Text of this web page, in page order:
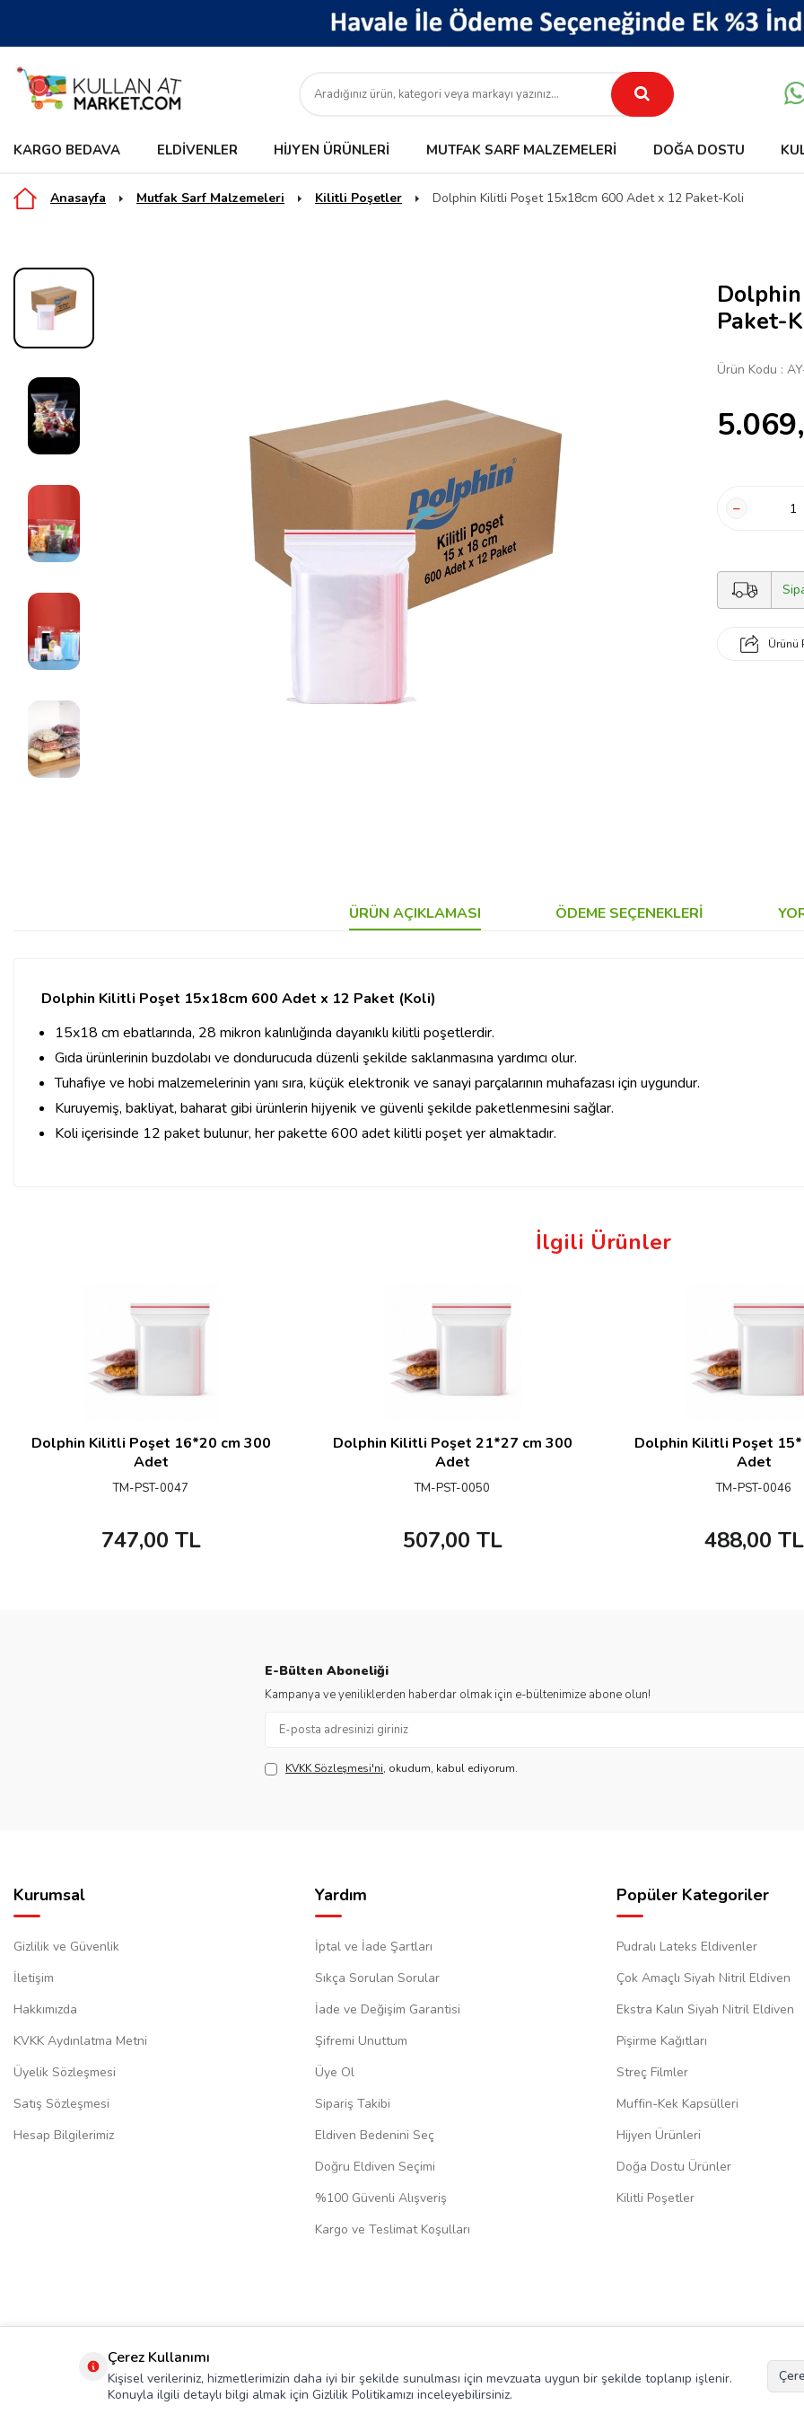
KARGO BEDAVA ELDIVENLER HIJYEN ÜRÜNLERI MUTFAK SARF MALZEMELERI DOĞA DOSTU
Anasayfa Mutfak Sarf Malzemeleri Kilitli Poşetler Dolphin Kilitli Poşet 15x18cm 600 Adet x 12 Paket-Koli
Paket-
Ürün Kodu :
Ürünü
ÜRÜN AÇIKLAMASI ÖDEME SEÇENEKLERI
Dolphin Kilitli Poşet 15x18cm 600 Adet x 12 Paket (Koli)
15x18 cm ebatlarında, 28 mikron kalınlığında dayanıklı kilitli poşetlerdir.
Gıda ürünlerinin buzdolabı ve dondurucuda düzenli şekilde saklanmasına yardımcı olur.
Tuhafiye ve hobi malzemelerinin yanı sıra, küçük elektronik ve sanayi parçalarının muhafazası için uygundur.
Kuruyemiş, bakliyat, baharat gibi ürünlerin hijyenik ve güvenli şekilde paketlenmesini sağlar.
Koli içerisinde 12 paket bulunur, her pakette 600 adet kilitli poşet yer almaktadır.
İlgili Ürünler
Dolphin Kilitli Poşet 16*20 cm 300
Adet
TM-PST-0047
747,00 TL
Dolphin Kilitli Poşet 21*27 cm 300
Adet
TM-PST-0050
507,00 TL
Dolphin Kilitli Poşet
Adet
TM-PST-0046
488,00 TL
E-Bülten Aboneliği
Kampanya ve yeniliklerden haberdar olmak için e-bültenimize abone olun!
KVKK Sözleşmesi'ni, okudum, kabul ediyorum.
Kurumsal
Gizlilik ve Güvenlik
İletişim
Hakkımızda
KVKK Aydınlatma Metni
Üyelik Sözleşmesi
Satış Sözleşmesi
Hesap Bilgilerimiz
Yardım
İptal ve İade Şartları
Sıkça Sorulan Sorular
İade ve Değişim Garantisi
Şifremi Unuttum
Üye Ol
Sipariş Takibi
Eldiven Bedenini Seç
Doğru Eldiven Seçimi
%100 Güvenli Alışveriş
Kargo ve Teslimat Koşulları
Popüler Kategoriler
Pudralı Lateks Eldivenler
Çok Amaçlı Siyah Nitril Eldiven
Ekstra Kalın Siyah Nitril Eldiven
Pişirme Kağıtları
Streç Filmler
Muffin-Kek Kapsülleri
Hijyen Ürünleri
Doğa Dostu Ürünler
Kilitli Poşetler
T-Soft
Çerez Kullanımı
Kişisel verileriniz, hizmetlerimizin daha iyi bir şekilde sunulması için mevzuata uygun bir şekilde toplanıp işlenir.
Konuyla ilgili detaylı bilgi almak için Gizlilik Politikamızı inceleyebilirsiniz.